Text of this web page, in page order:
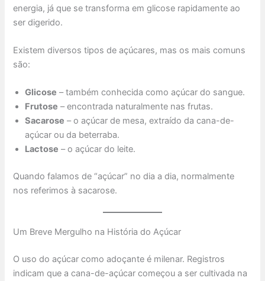
energia, já que se transforma em glicose rapidamente ao
ser digerido.
Existem diversos tipos de açúcares, mas os mais comuns
são:
Glicose – também conhecida como açúcar do sangue.
Frutose – encontrada naturalmente nas frutas.
Sacarose – o açúcar de mesa, extraído da cana-de-
açúcar ou da beterraba.
Lactose – o açúcar do leite.
Quando falamos de “açúcar” no dia a dia, normalmente
nos referimos à sacarose.
Um Breve Mergulho na História do Açúcar
O uso do açúcar como adoçante é milenar. Registros
indicam que a cana-de-açúcar começou a ser cultivada na